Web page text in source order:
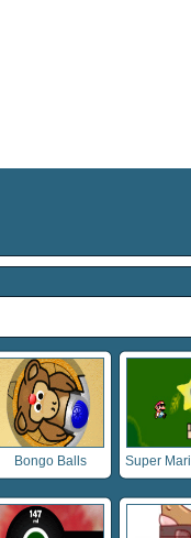
Bongo Balls Super